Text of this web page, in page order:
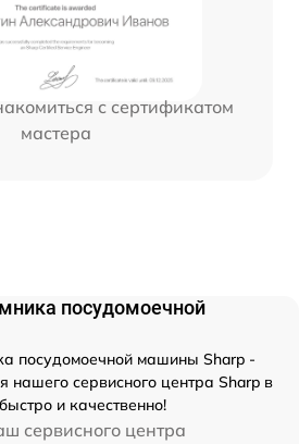
с сертификатом
мастера
посудомоечной
посудомоечной машины Sharp -
нашего сервисного центра Sharp в
и качественно!
сервисного центра